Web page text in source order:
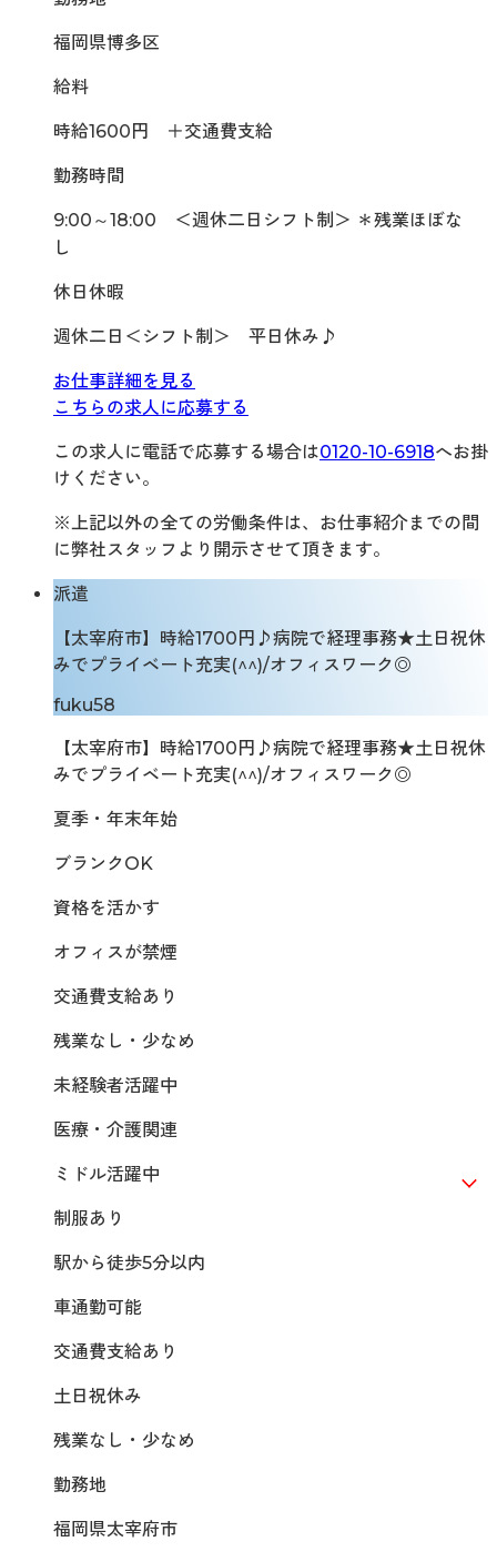
福岡県博多区
給料
時給1600円 ＋交通費支給
勤務時間
9:00～18:00 ＜週休二日シフト制＞ ＊残業ほぼな
し
休日休暇
週休二日＜シフト制＞ 平日休み♪
お仕事詳細を見る
こちらの求人に応募する
この求人に電話で応募する場合は0120-10-6918へお掛
けください。
※上記以外の全ての労働条件は、お仕事紹介までの間
に弊社スタッフより開示させて頂きます。
派遣
【太宰府市】時給1700円♪病院で経理事務★土日祝休
みでプライベート充実(^^)/オフィスワーク◎
fuku58
【太宰府市】時給1700円♪病院で経理事務★土日祝休
みでプライベート充実(^^)/オフィスワーク◎
夏季・年末年始
ブランクOK
資格を活かす
オフィスが禁煙
交通費支給あり
残業なし・少なめ
未経験者活躍中
医療・介護関連
ミドル活躍中
制服あり
駅から徒歩5分以内
車通勤可能
交通費支給あり
土日祝休み
残業なし・少なめ
勤務地
福岡県太宰府市